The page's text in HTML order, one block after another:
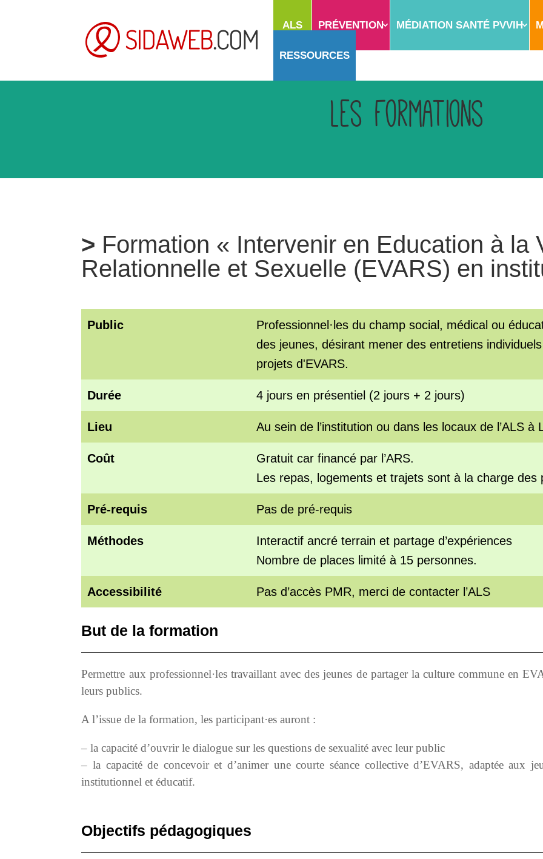
ALS PRÉVENTION MÉDIATION SANTÉ PVVIH
RESSOURCES
Les Formations
Formation « Intervenir en Education à la
Relationnelle et Sexuelle (EVARS) en
Public
Professionnel·les du champ social, médical ou
des jeunes, désirant mener des entretiens
projets d'EVARS.
Durée 4 jours en présentiel (2 jours + 2 jours)
Lieu Au sein de l’institution ou dans les locaux de l’ALS à
Coût
Gratuit car financé par l’ARS.
Les repas, logements et trajets sont à la charge des
Pré-requis Pas de pré-requis
Méthodes
Interactif ancré terrain et partage d’expériences
Nombre de places limité à 15 personnes.
Accessibilité Pas d’accès PMR, merci de contacter l’ALS
But de la formation
Permettre aux professionnel·les travaillant avec des jeunes de partager la culture commune en
leurs publics.
A l’issue de la formation, les participant·es auront :
– la capacité d’ouvrir le dialogue sur les questions de sexualité avec leur public
– la capacité de concevoir et d’animer une courte séance collective d’EVARS, adaptée aux
institutionnel et éducatif.
Objectifs pédagogiques